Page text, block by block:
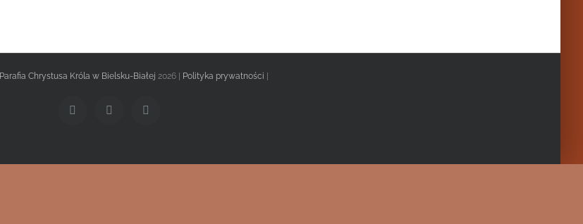
Parafia Chrystusa Króla w Bielsku-Białej 2026 | Polityka prywatności
FacebookTwitter Instagram